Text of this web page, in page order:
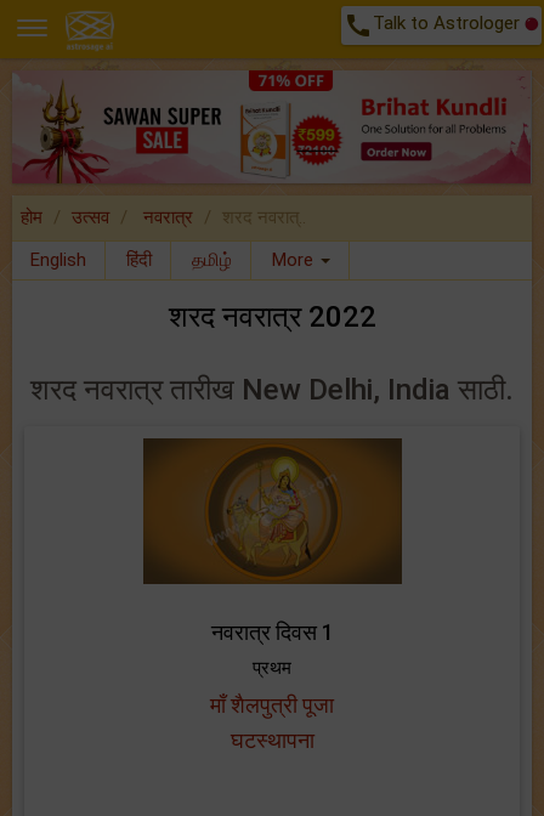
call Talk to Astrologer
होम उत्सव नवरात्र
शरद नवरात्..
English
हिंदी தமிழ் More
शरद नवरात्र 2022
शरद नवरात्र तारीख New Delhi, India साठी.
नवरात्र दिवस 1
प्रथम
माँ शैलपुत्री पूजा
घटस्थापना